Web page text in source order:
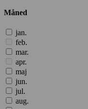
Måned
jan.
feb.
mar.
apr.
maj
jun.
jul.
aug.